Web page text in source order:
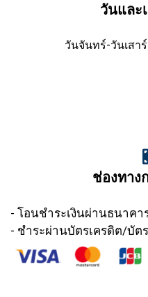
วันและ
วันจันทร์-วันเสาร์
ช่องทาง
- โอนชำระเงินผ่านธนาคา
- ชำระผ่านบัตรเครดิต/บัต